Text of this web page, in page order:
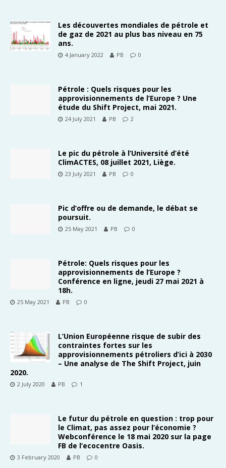
Les découvertes mondiales de pétrole et
de gaz de 2021 au plus bas niveau en 75
ans.
4 January 2022 PB 0
Pétrole : Quels risques pour les
approvisionnements de l’Europe ? Une
étude du Shift Project, mai 2021.
24 July 2021 PB 2
Le pic du pétrole à l’Université d’été
ClimACTES, 08 juillet 2021, Liège.
23 July 2021 PB 0
Pic d’offre ou de demande, le débat se
poursuit.
25 May 2021 PB 0
Pétrole: Quels risques pour les
approvisionnements de l’Europe ?
Conférence en ligne, jeudi 27 mai 2021 à
18h.
25 May 2021 PB 0
L’Union Européenne risque de subir des
contraintes fortes sur les
approvisionnements pétroliers d’ici à 2030
– Une analyse de The Shift Project, juin
2020.
2 July 2020 PB 1
Le futur du pétrole en question : trop pour
le Climat, pas assez pour l’économie ?
Webconférence le 18 mai 2020 sur la page
FB de l’ecocentre Oasis.
3 February 2020 PB 0